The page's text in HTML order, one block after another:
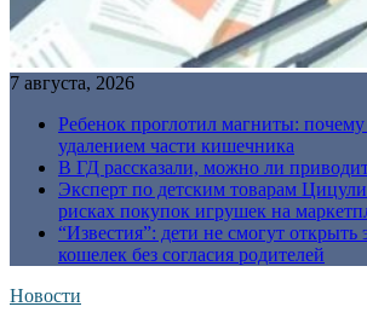
7 августа, 2026
Ребенок проглотил магниты: почему
удалением части кишечника
В ГД рассказали, можно ли
Эксперт по детским товарам
рисках покупок игрушек на
“Известия”: дети не смогут открыть
кошелек без согласия родителей
Новости